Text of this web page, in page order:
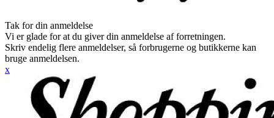
Tak for din anmeldelse
Vi er glade for at du giver din anmeldelse af forretningen.
Skriv endelig flere anmeldelser, så forbrugerne og butikkerne kan
bruge anmeldelsen.
x